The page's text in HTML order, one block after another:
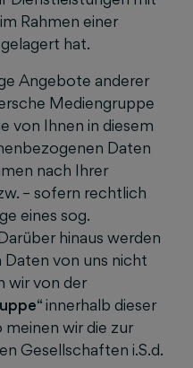
Rahmen einer
hat.
Angebote anderer
Mediengruppe
von Ihnen in diesem
Daten
nach Ihrer
– sofern rechtlich
eines sog.
hinaus werden
von uns nicht
wir von der
“ innerhalb dieser
wir die zur
Gesellschaften i.S.d.